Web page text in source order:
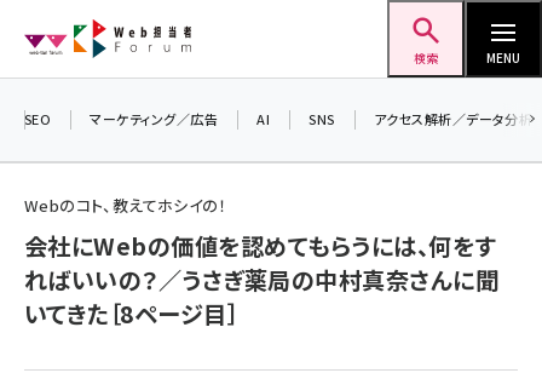
ン
検索 MENU
seo (3528)
ai (2811)
SEO マーケティング／広告 AI SNS アクセス解析／データ分析
Webのコト、教えてホシイの！
会社にWebの価値を認めてもらうには、何をす
ればいいの？／うさぎ薬局の中村真奈さんに聞
いてきた［8ページ目］